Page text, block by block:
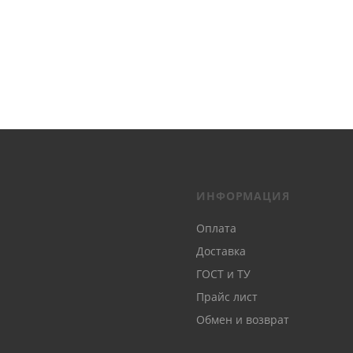
ИНФОРМАЦИЯ
Оплата
Доставка
ГОСТ и ТУ
Прайс лист
Обмен и возврат